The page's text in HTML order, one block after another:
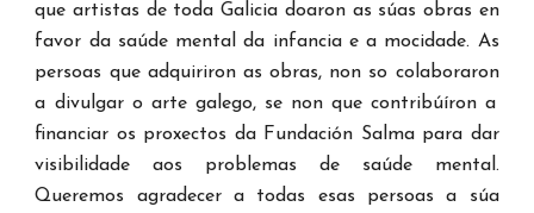
que artistas de toda Galicia doaron as súas obras en
favor da saúde mental da infancia e a mocidade. As
persoas que adquiriron as obras, non so colaboraron
a divulgar o arte galego, se non que contribúíron a
financiar os proxectos da Fundación Salma para dar
visibilidade aos problemas de saúde mental.
Queremos agradecer a todas esas persoas a súa